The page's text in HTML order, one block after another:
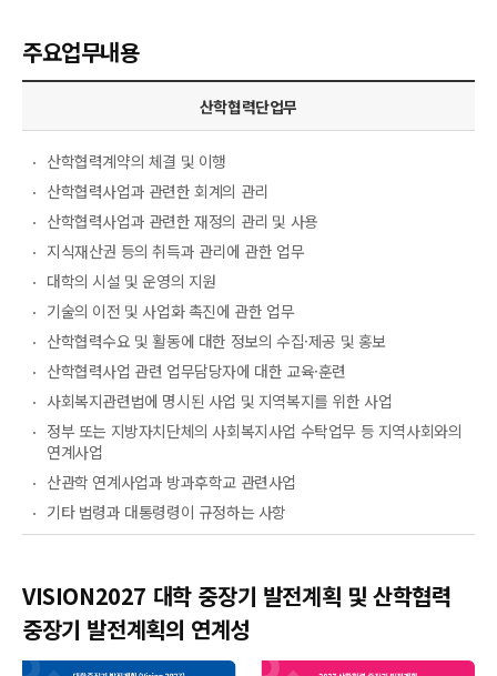
주요업무내용
산학협력단업무
산학협력계약의 체결 및 이행
산학협력사업과 관련한 회계의 관리
산학협력사업과 관련한 재정의 관리 및 사용
지식재산권 등의 취득과 관리에 관한 업무
대학의 시설 및 운영의 지원
기술의 이전 및 사업화 촉진에 관한 업무
산학협력수요 및 활동에 대한 정보의 수집·제공 및 홍보
산학협력사업 관련 업무담당자에 대한 교육·훈련
사회복지관련법에 명시된 사업 및 지역복지를 위한 사업
정부 또는 지방자치단체의 사회복지사업 수탁업무 등 지역사회와의
연계사업
산관학 연계사업과 방과후학교 관련사업
기타 법령과 대통령령이 규정하는 사항
VISION2027 대학 중장기 발전계획 및 산학협력
중장기 발전계획의 연계성